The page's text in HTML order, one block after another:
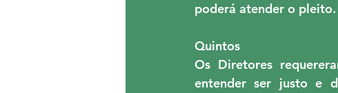
poderá atender o pleito.
Quintos
Os Diretores
entender ser justo e